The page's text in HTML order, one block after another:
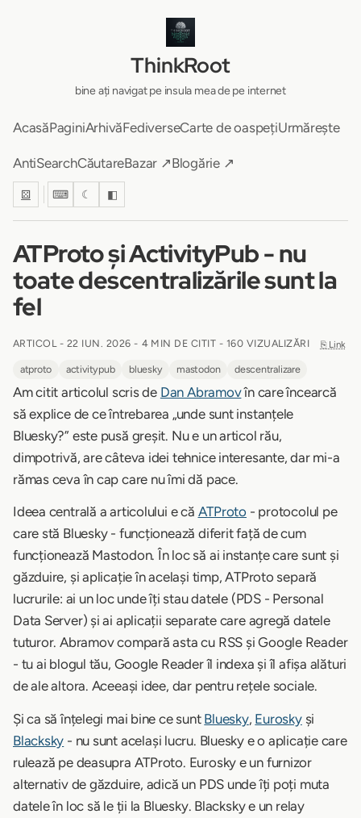
ThinkRoot
bine ați navigat pe insula mea de pe internet
AcasăPaginiArhivăFediverseCarte de oaspețiUrmărește
AntiSearchCăutareBazar ↗Blogărie ↗
⚄ ⌨ ☾ ◧
ATProto și ActivityPub - nu
toate descentralizările sunt la
fel
ARTICOL - 22 IUN. 2026 - 4 MIN DE CITIT - 160 VIZUALIZĂRI ⎘ Link
atproto activitypub bluesky mastodon descentralizare
Am citit articolul scris de Dan Abramovîn care încearcă
să explice de ce întrebarea „unde sunt instanțele
Bluesky?” este pusă greșit. Nu e un articol rău,
dimpotrivă, are câteva idei tehnice interesante, dar mi-a
rămas ceva în cap care nu îmi dă pace.
Ideea centrală a articolului e că ATProto - protocolul pe
care stă Bluesky - funcționează diferit față de cum
funcționează Mastodon. În loc să ai instanțe care sunt și
găzduire, și aplicație în același timp, ATProto separă
lucrurile: ai un loc unde îți stau datele (PDS - Personal
Data Server) și ai aplicații separate care agregă datele
tuturor. Abramov compară asta cu RSS și Google Reader
- tu ai blogul tău, Google Reader îl indexa și îl afișa alături
de ale altora. Aceeași idee, dar pentru rețele sociale.
Și ca să înțelegi mai bine ce sunt Bluesky, Euroskyși
Blacksky - nu sunt același lucru. Bluesky e o aplicație care
rulează pe deasupra ATProto. Eurosky e un furnizor
alternativ de găzduire, adică un PDS unde îți poți muta
datele în loc să le ții la Bluesky. Blacksky e un relay